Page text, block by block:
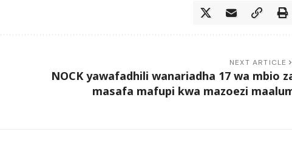
NEXT ARTICLE
NOCK yawafadhili wanariadha 17 wa mbio
masafa mafupi kwa mazoezi